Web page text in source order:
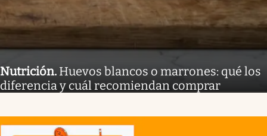
Nutrición. Huevos blancos o marrones: qué los
diferencia y cuál recomiendan comprar